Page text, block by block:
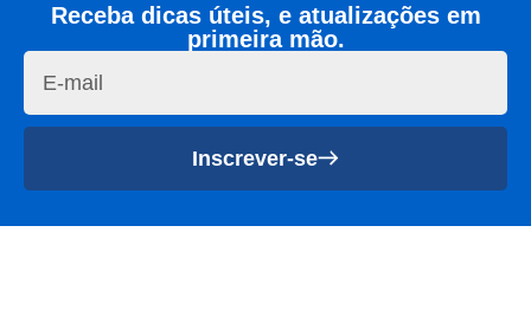
Receba dicas úteis, e atualizações em
primeira mão.
Inscrever-se